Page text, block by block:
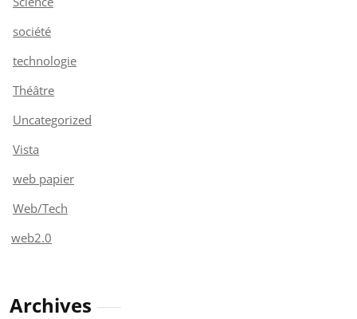
société
technologie
Théâtre
Uncategorized
Vista
web papier
Web/Tech
web2.0
Archives